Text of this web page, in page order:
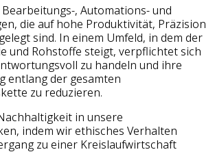
, Automations- und
die auf hohe Produktivität, Präzision
sind. In einem Umfeld, in dem der
und Rohstoffe steigt, verpflichtet sich
zu handeln und ihre
entlang der gesamten
zu reduzieren.
in unsere
indem wir ethisches Verhalten
zu einer Kreislaufwirtschaft